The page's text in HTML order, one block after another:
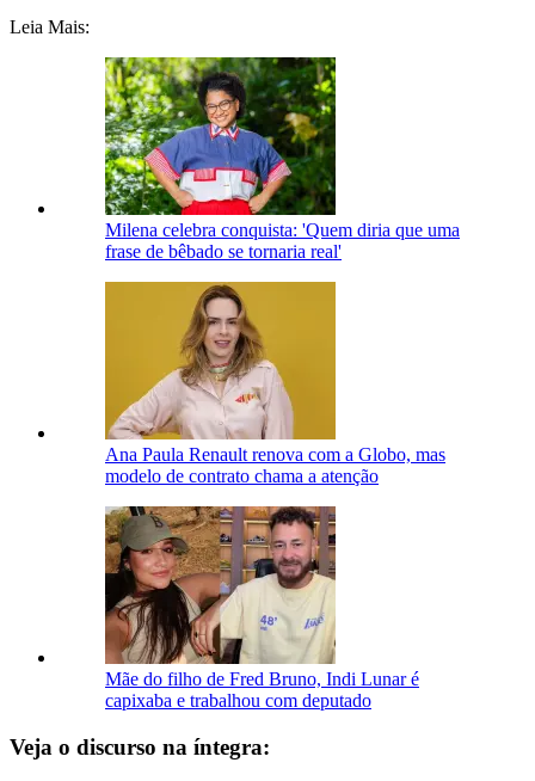
Leia Mais:
Milena celebra conquista: 'Quem diria que uma
frase de bêbado se tornaria real'
Ana Paula Renault renova com a Globo, mas
modelo de contrato chama a atenção
Mãe do filho de Fred Bruno, Indi Lunar é
capixaba e trabalhou com deputado
Veja o discurso na íntegra: